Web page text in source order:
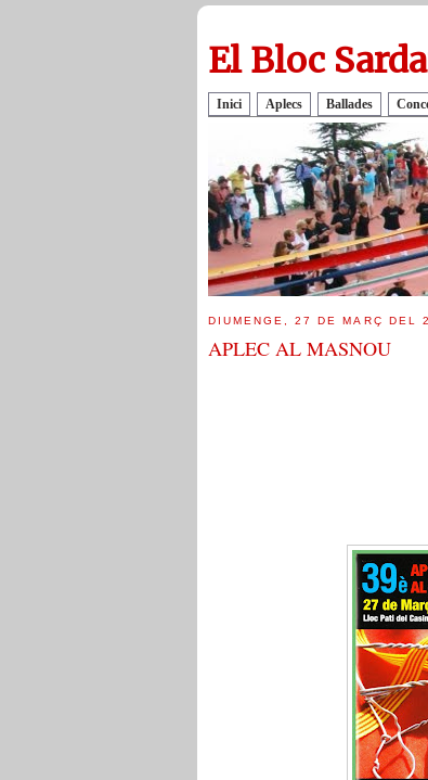
El Bloc
Inici Aplecs Ballades
DIUMENGE, 27 DE MARÇ DEL
APLEC AL MASNOU